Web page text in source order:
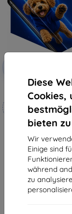
Diese
Cookies,
bieten
Wir
Einige sind
während
zu
3mk Hammer
hergestellt
19,90 €
17,91 €
Auf Lager 4